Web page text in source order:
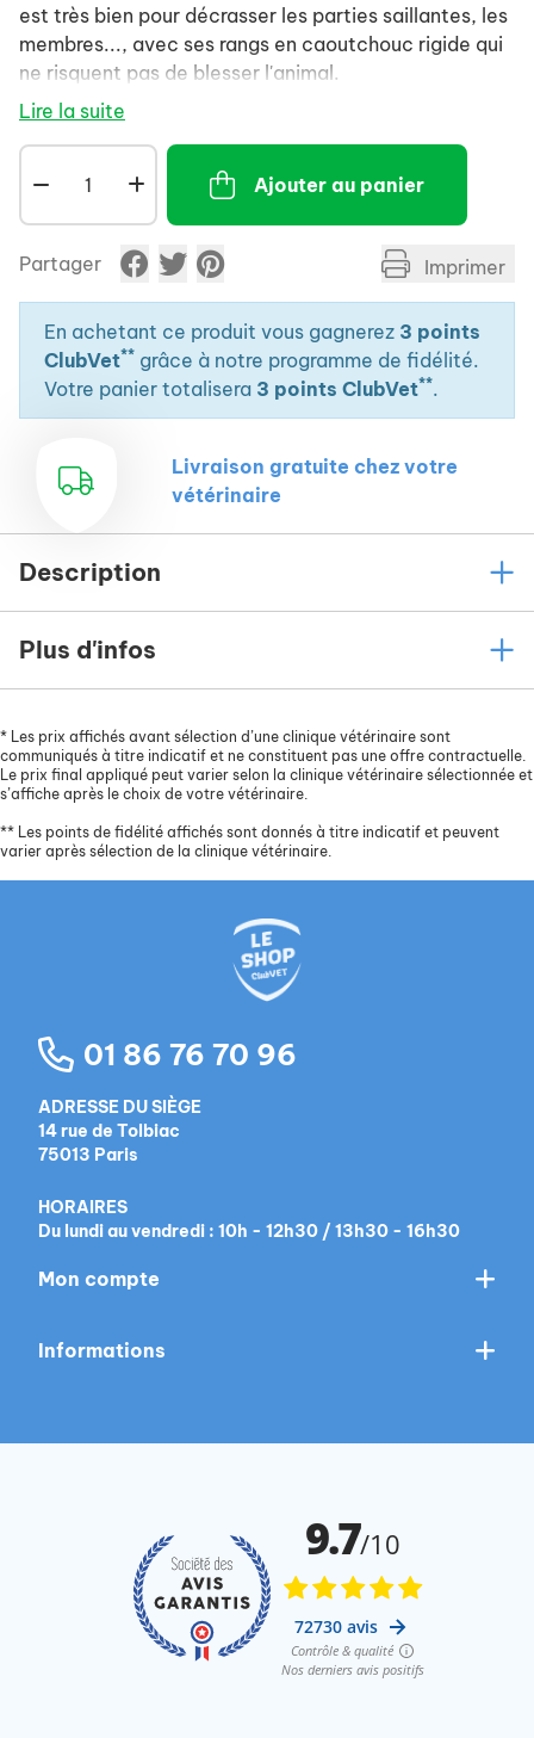
est très bien pour décrasser les parties saillantes, les
membres..., avec ses rangs en caoutchouc rigide qui
ne risquent pas de blesser l'animal.
Lire la suite
Ajouter au panier
Partager Imprimer
En achetant ce produit vous gagnerez 3 points
ClubVet** grâce à notre programme de fidélité.
Votre panier totalisera 3 points ClubVet**.
Livraison gratuite chez votre
vétérinaire
Description
Plus d'infos
* Les prix affichés avant sélection d’une clinique vétérinaire sont
communiqués à titre indicatif et ne constituent pas une offre contractuelle.
Le prix final appliqué peut varier selon la clinique vétérinaire sélectionnée et
s’affiche après le choix de votre vétérinaire.
** Les points de fidélité affichés sont donnés à titre indicatif et peuvent
varier après sélection de la clinique vétérinaire.
01 86 76 70 96
ADRESSE DU SIÈGE
14 rue de Tolbiac
75013 Paris
HORAIRES
Du lundi au vendredi : 10h - 12h30 / 13h30 - 16h30
Mon compte
Informations